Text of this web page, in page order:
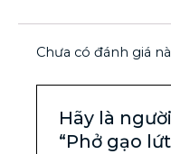
Chưa có đánh giá
Hãy là
“Phở gạo